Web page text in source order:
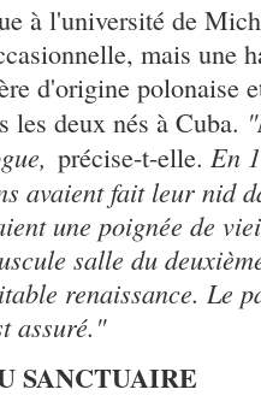
à l'université de
mais une
d'origine polonaise
les deux nés à Cuba.
précise-t-elle. En
avaient fait leur nid
une poignée de
salle du
renaissance. Le
assuré."
SANCTUAIRE